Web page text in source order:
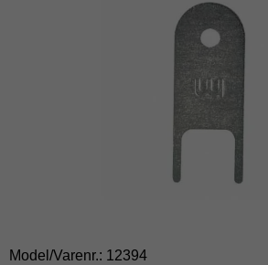
Model/Varenr.: 12394